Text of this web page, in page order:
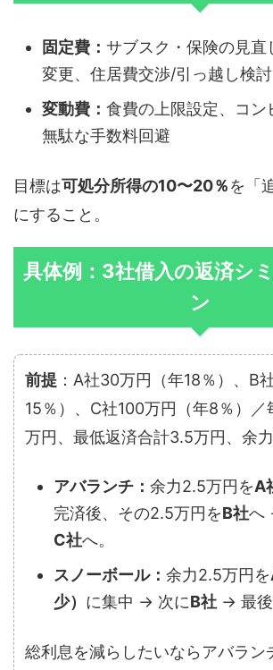
固定費： サブスク・保険の見直
変更、住居費交渉/引っ越し検討
変動費： 食費の上限設定、コン
無駄な手数料回避
目標は可処分所得の10〜20％を「
にすること。
具体例：3社借入の返済シ
ン
前提 ：A社30万円（年18％）、B
15％）、C社100万円（年8％）／
万円、最低返済合計3.5万円、余力
アバランチ： 余力2.5万円をA
完済後、その2.5万円をB社へ
C社へ。
スノーボール： 余力2.5万円を
少） に集中 → 次にB社 → 最
総利息を減らしたいならアバラン